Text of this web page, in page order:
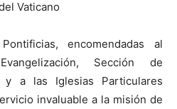
Vaticano
encomendadas al
Sección de
y a las Iglesias Particulares
invaluable a la misión de